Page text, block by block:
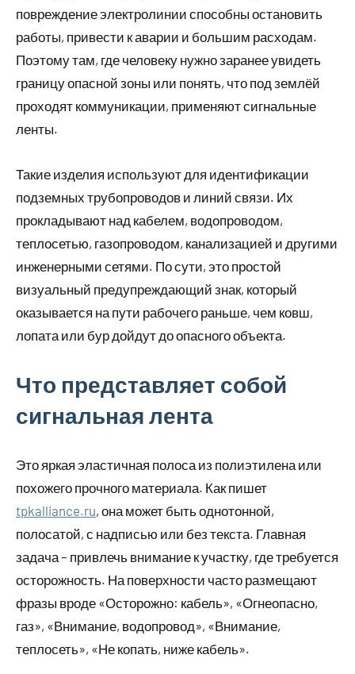
повреждение электролинии способны остановить
работы, привести к аварии и большим расходам.
Поэтому там, где человеку нужно заранее увидеть
границу опасной зоны или понять, что под землёй
проходят коммуникации, применяют сигнальные
ленты.
Такие изделия используют для идентификации
подземных трубопроводов и линий связи. Их
прокладывают над кабелем, водопроводом,
теплосетью, газопроводом, канализацией и другими
инженерными сетями. По сути, это простой
визуальный предупреждающий знак, который
оказывается на пути рабочего раньше, чем ковш,
лопата или бур дойдут до опасного объекта.
Что представляет собой
сигнальная лента
Это яркая эластичная полоса из полиэтилена или
похожего прочного материала. Как пишет
tpkalliance.ru, она может быть однотонной,
полосатой, с надписью или без текста. Главная
задача – привлечь внимание к участку, где требуется
осторожность. На поверхности часто размещают
фразы вроде «Осторожно: кабель», «Огнеопасно,
газ», «Внимание, водопровод», «Внимание,
теплосеть», «Не копать, ниже кабель».